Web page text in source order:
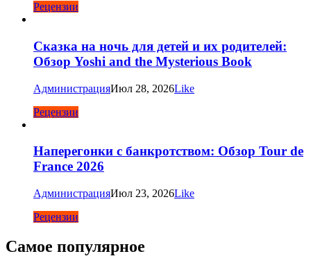
Рецензии
Сказка на ночь для детей и их родителей:
Обзор Yoshi and the Mysterious Book
АдминистрацияИюл 28, 2026Like
Рецензии
Наперегонки с банкротством: Обзор Tour de
France 2026
АдминистрацияИюл 23, 2026Like
Рецензии
Самое популярное